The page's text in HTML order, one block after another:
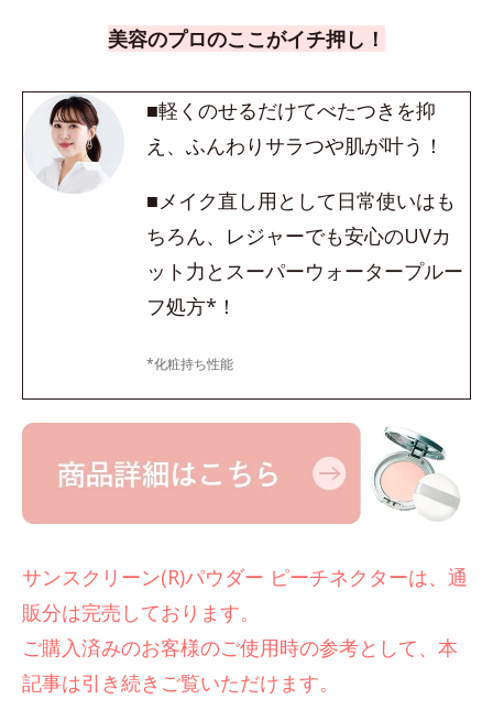
美容のプロのここがイチ押し！
■軽くのせるだけてべたつきを抑
え、ふんわりサラつや肌が叶う！
■メイク直し用として日常使いはも
ちろん、レジャーでも安心のUVカ
ット力とスーパーウォータープルー
フ処方*！
*化粧持ち性能
サンスクリーン(R)パウダー ピーチネクターは、通
販分は完売しております。
ご購入済みのお客様のご使用時の参考として、本
記事は引き続きご覧いただけます。